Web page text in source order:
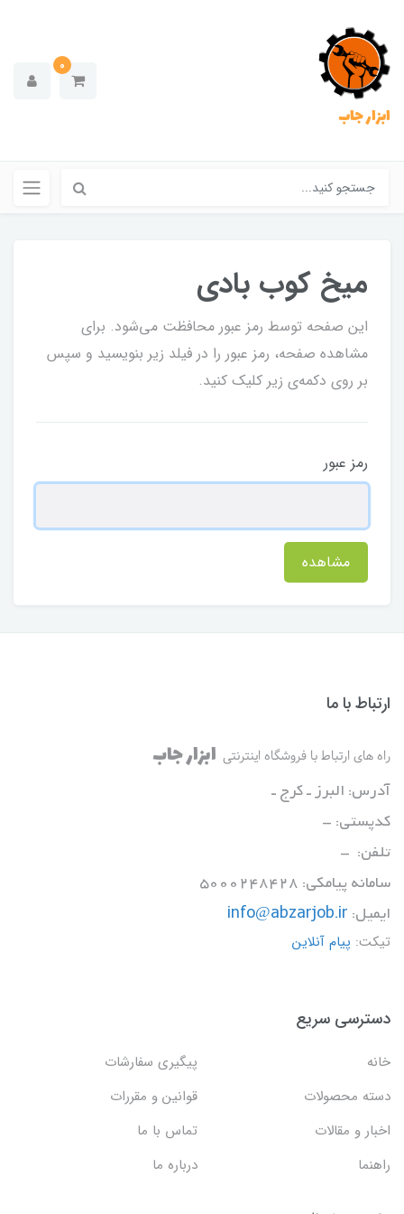
ابزار جاب
0
میخ کوب بادی
این صفحه توسط رمز عبور محافظت می‌شود. برای
مشاهده صفحه، رمز عبور را در فیلد زیر بنویسید و سپس
بر روی دکمه‌ی زیر کلیک کنید.
رمز عبور
مشاهده
ارتباط با ما
راه های ارتباط با فروشگاه اینترنتی ابزار جاب
آدرس: البرز ـ کرج ـ
کدپستی: -
تلفن: -
سامانه پیامکی: 5000248428
ایمیل: info@abzarjob.ir
تیکت: پیام آنلاین
دسترسی سریع
خانه
پیگیری سفارشات
دسته محصولات
قوانین و مقررات
اخبار و مقالات
تماس با ما
راهنما
درباره ما